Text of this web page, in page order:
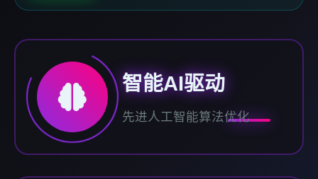
智能AI驱动
先进人工智能算法优化